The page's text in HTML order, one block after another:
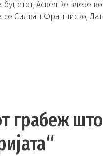
Асвел ќе влезе
Силван Франциско,
грабеж